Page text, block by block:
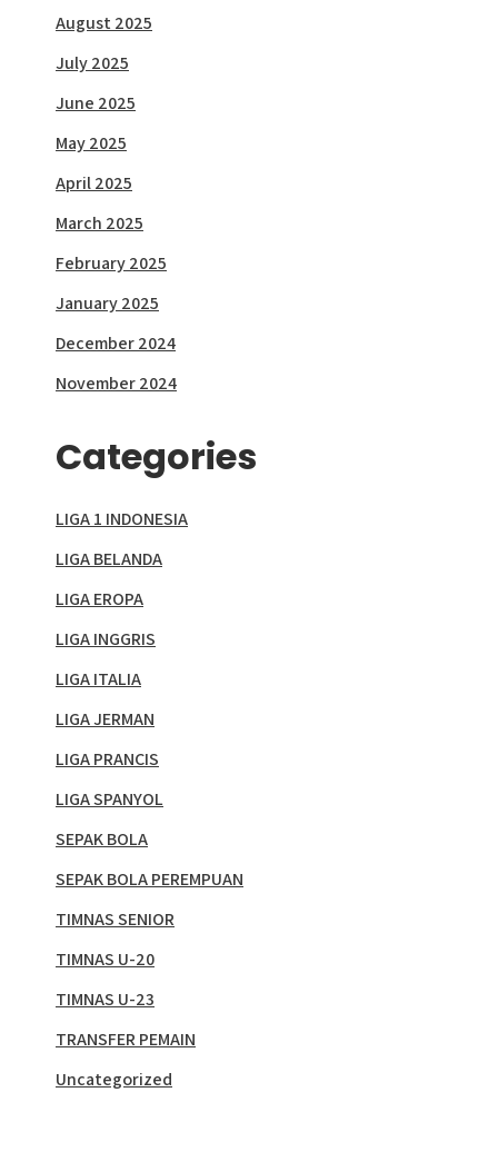
August 2025
July 2025
June 2025
May 2025
April 2025
March 2025
February 2025
January 2025
December 2024
November 2024
Categories
LIGA 1 INDONESIA
LIGA BELANDA
LIGA EROPA
LIGA INGGRIS
LIGA ITALIA
LIGA JERMAN
LIGA PRANCIS
LIGA SPANYOL
SEPAK BOLA
SEPAK BOLA PEREMPUAN
TIMNAS SENIOR
TIMNAS U-20
TIMNAS U-23
TRANSFER PEMAIN
Uncategorized